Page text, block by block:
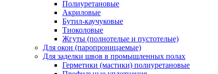
Полиуретановые
Акриловые
Бутил-каучуковые
Тиоколовые
Жгуты (полнотелые и пустотелые)
Для окон (паропроницаемые)
Для заделки швов в промышленных полах
Герметики (мастики) полиуретановые